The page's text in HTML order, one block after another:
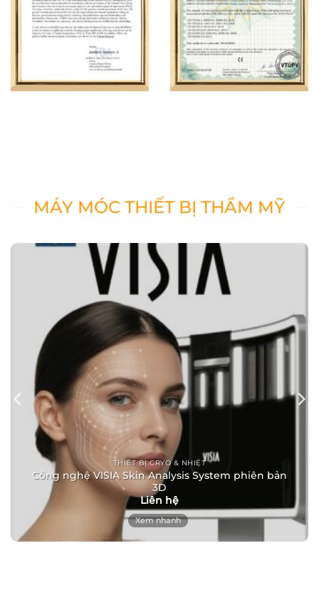
MÁY MÓC THIẾT BỊ THẨM MỸ
THIẾT BỊ CRYO & NHIỆT
Công nghệ VISIA Skin Analysis System phiên bản
3D
Liên hệ
Xem nhanh